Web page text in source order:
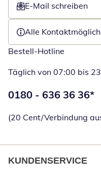
E-Mail schreiben
Öffnet E-Mail-Client
Alle
Bestell-Hotline
Täglich von 07:00 bis
Telefonnummer:
0180 - 636 36 36*
(20 Cent/Verbindung
KUNDENSERVICE